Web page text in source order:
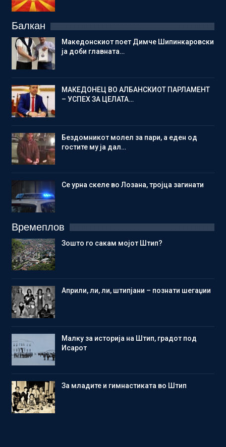
Балкан
Македонскиот поет Димче Шипинкаровски
ја доби главната…
МАКЕДОНЕЦ ВО АЛБАНСКИОТ ПАРЛАМЕНТ
– УСПЕХ ЗА ЦЕЛАТА…
Бездомникот молел за пари, а еден од
гостите му ја дал…
Се урна скеле во Лозана, тројца загинати
Времеплов
Зошто го сакам мојот Штип?
Aприли, ли, ли, штипјани – познати шегаџии
Малку за историја на Штип, градот под
Исарот
Зa младите и гимнастиката во Штип